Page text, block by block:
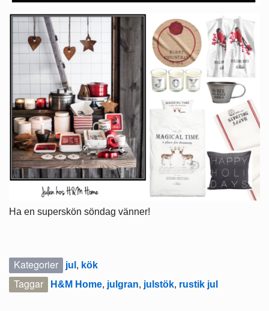
Ha en superskön söndag vänner!
Kategorier jul , kök
Taggar H&M Home, julgran, julstök, rustik jul